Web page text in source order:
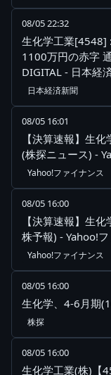
08/05 22:32
生化学工業[4548]
1100万円の赤字
DIGITAL - 日本経
日本経済新聞
08/05 16:01
【決算速報】生
(株探ニュース) -
Yahoo!ファイナンス
08/05 16:00
【決算速報】生
株予報) - Yahoo!
Yahoo!ファイナンス
08/05 16:00
生化学、4-6月期
株探
08/05 16:00
生化学工業(株)【